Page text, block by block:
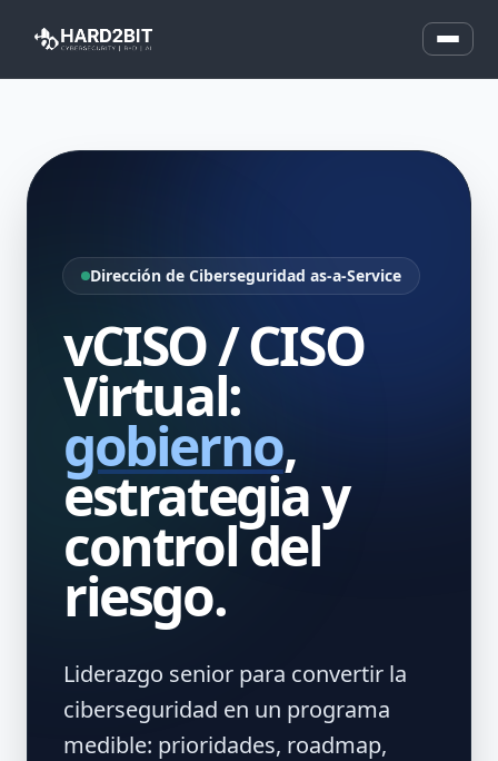
Dirección de Ciberseguridad as-a-Service
vCISO / CISO
Virtual:
gobierno,
estrategia y
control del
riesgo.
Liderazgo senior para convertir la
ciberseguridad en un programa
medible: prioridades, roadmap,